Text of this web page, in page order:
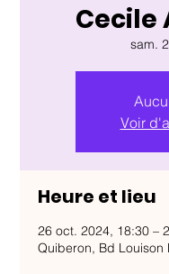
Cecile
sam.
Voir
Heure et lieu
26 oct. 2024, 18:30 –
Quiberon, Bd